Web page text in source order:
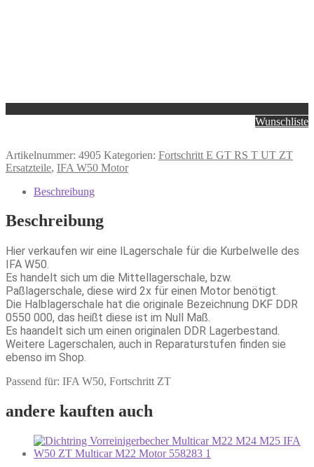
Wunschliste
Artikelnummer: 4905 Kategorien: Fortschritt E GT RS T UT ZT
Ersatzteile, IFA W50 Motor
Beschreibung
Beschreibung
Hier verkaufen wir eine lLagerschale für die Kurbelwelle des
IFA W50.
Es handelt sich um die Mittellagerschale, bzw.
Paßlagerschale, diese wird 2x für einen Motor benötigt.
Die Halblagerschale hat die originale Bezeichnung DKF DDR
0550 000, das heißt diese ist im Null Maß.
Es haandelt sich um einen originalen DDR Lagerbestand.
Weitere Lagerschalen, auch in Reparaturstufen finden sie
ebenso im Shop.
Passend für: IFA W50, Fortschritt ZT
andere kauften auch